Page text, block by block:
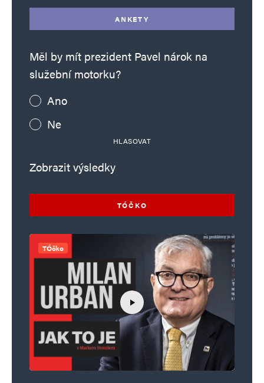
ANKETY
Měl by mít prezident Pavel nárok na
služební motorku?
Ano
Ne
HLASOVAT
Zobrazit výsledky
TÓČKO
TÓčko